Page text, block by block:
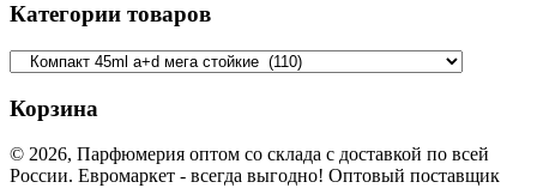
Категории товаров
Корзина
© 2026, Парфюмерия оптом со склада с доставкой по всей
России. Евромаркет - всегда выгодно! Оптовый поставщик